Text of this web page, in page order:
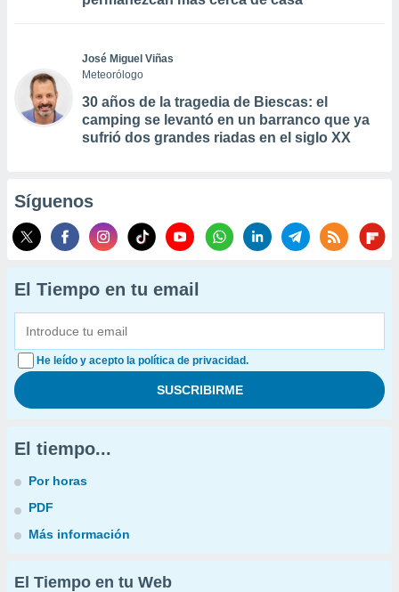
José Miguel Viñas
Meteorólogo
30 años de la tragedia de Biescas: el
camping se levantó en un barranco que ya
sufrió dos grandes riadas en el siglo XX
Síguenos
El Tiempo en tu email
He leído y acepto la política de privacidad.
El tiempo...
Por horas
PDF
Más información
El Tiempo en tu Web